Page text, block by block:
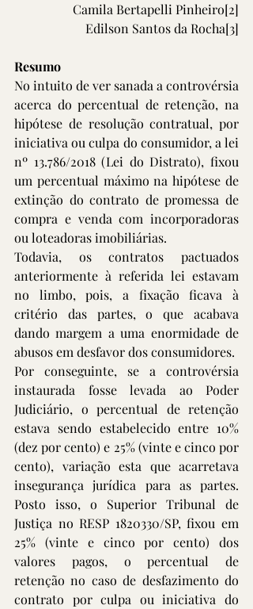
Camila Bertapelli Pinheiro[2]
Edilson Santos da Rocha[3]
Resumo
No intuito de ver sanada a controvérsia
acerca do percentual de retenção, na
hipótese de resolução contratual, por
iniciativa ou culpa do consumidor, a lei
nº 13.786/2018 (Lei do Distrato), fixou
um percentual máximo na hipótese de
extinção do contrato de promessa de
compra e venda com incorporadoras
ou loteadoras imobiliárias.
Todavia, os contratos pactuados
anteriormente à referida lei estavam
no limbo, pois, a fixação ficava à
critério das partes, o que acabava
dando margem a uma enormidade de
abusos em desfavor dos consumidores.
Por conseguinte, se a controvérsia
instaurada fosse levada ao Poder
Judiciário, o percentual de retenção
estava sendo estabelecido entre 10%
(dez por cento) e 25% (vinte e cinco por
cento), variação esta que acarretava
insegurança jurídica para as partes.
Posto isso, o Superior Tribunal de
Justiça no RESP 1820330/SP, fixou em
25% (vinte e cinco por cento) dos
valores pagos, o percentual de
retenção no caso de desfazimento do
contrato por culpa ou iniciativa do